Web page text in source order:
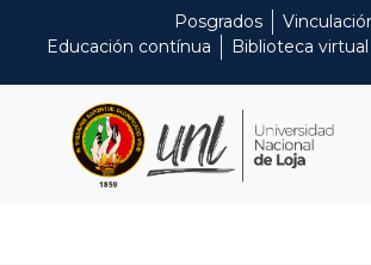
Posgrados
Educación contínua
Biblioteca virtual